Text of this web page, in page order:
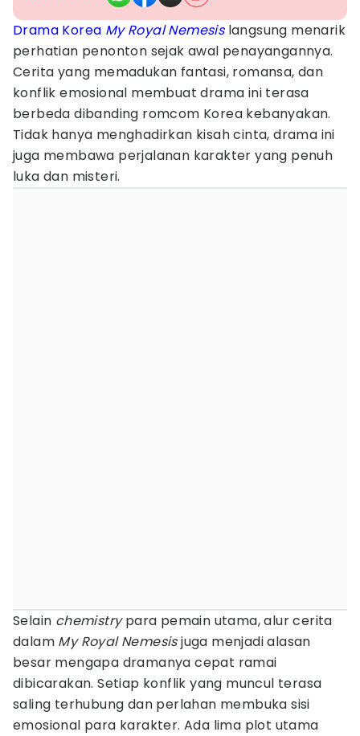
Drama Korea My Royal Nemesislangsung menarik
perhatian penonton sejak awal penayangannya.
Cerita yang memadukan fantasi, romansa, dan
konflik emosional membuat drama ini terasa
berbeda dibanding romcom Korea kebanyakan.
Tidak hanya menghadirkan kisah cinta, drama ini
juga membawa perjalanan karakter yang penuh
luka dan misteri.
Selain chemistrypara pemain utama, alur cerita
dalam My Royal Nemesisjuga menjadi alasan
besar mengapa dramanya cepat ramai
dibicarakan. Setiap konflik yang muncul terasa
saling terhubung dan perlahan membuka sisi
emosional para karakter. Ada lima plot utama